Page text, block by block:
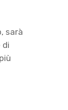
sarà
di